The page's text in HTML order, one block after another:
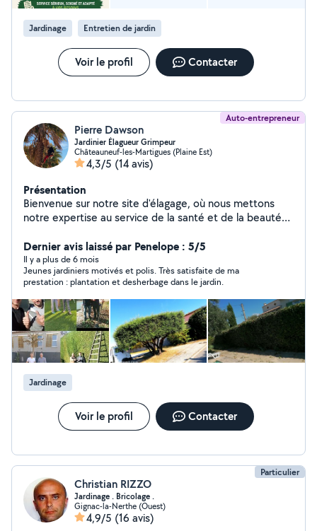
Jardinage Entretien de jardin
Voir le profil Contacter
Auto-entrepreneur
Pierre Dawson
Jardinier Élagueur Grimpeur
Châteauneuf-les-Martigues (Plaine Est)
4,3/5 (14 avis)
Présentation
Bienvenue sur notre site d'élagage, où nous mettons
notre expertise au service de la santé et de la beauté
spécialisée dans l'entretien et la taille des arbres,
offrant des services sur mesure adaptés à vos besoins
spécifiques. Que ce soit pour des travaux de taille
d'entretien, d'abattage ou d'élagage, notre équipe de
professionnels qualifiés utilise des techniques modernes
et respectueuses de l'environnement pour garantir la
sécurité de vos espaces extérieurs.
Dernier avis laissé par Penelope : 5/5
Il y a plus de 6 mois
Jeunes jardiniers motivés et polis. Très satisfaite de ma
prestation : plantation et desherbage dans le jardin.
Jardinage
Voir le profil Contacter
Particulier
Christian RIZZO
Jardinage . Bricolage .
Gignac-la-Nerthe (Ouest)
4,9/5 (16 avis)